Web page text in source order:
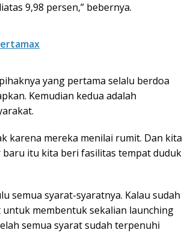
9,98 persen,” bebernya.
yang pertama selalu berdoa
Kemudian kedua adalah
karena mereka menilai rumit. Dan kita
itu kita beri fasilitas tempat duduk
semua syarat-syaratnya. Kalau sudah
membentuk sekalian launching
semua syarat sudah terpenuhi